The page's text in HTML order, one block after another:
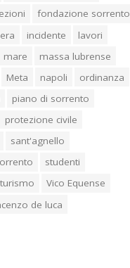
fondazione sorrento
incidente
lavori
mare
massa lubrense
Meta napoli
ordinanza
piano di sorrento
protezione civile
sant'agnello
studenti
turismo
Vico Equense
de luca